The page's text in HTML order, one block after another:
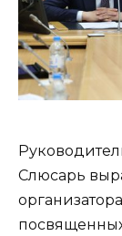
Слюсарь